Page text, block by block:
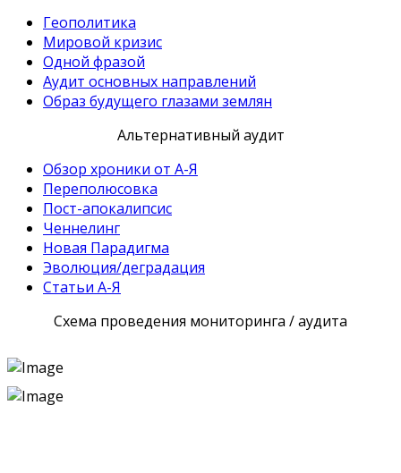
Геополитика
Мировой кризис
Одной фразой
Аудит основных направлений
Образ будущего глазами землян
Альтернативный аудит
Обзор хроники от А-Я
Переполюсовка
Пост-апокалипсис
Ченнелинг
Новая Парадигма
Эволюция/деградация
Статьи А-Я
Схема проведения мониторинга / аудита